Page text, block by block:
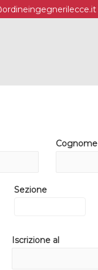
Cognome
Sezione
Iscrizione al